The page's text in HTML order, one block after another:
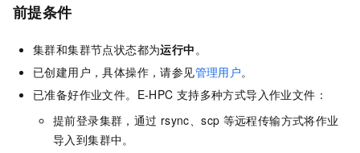
前提条件
集群和集群节点状态都为运行中。
已创建用户，具体操作，请参见管理用户。
已准备好作业文件。E-HPC 支持多种方式导入作业文件：
提前登录集群，通过 rsync、scp 等远程传输方式将作业
导入到集群中。